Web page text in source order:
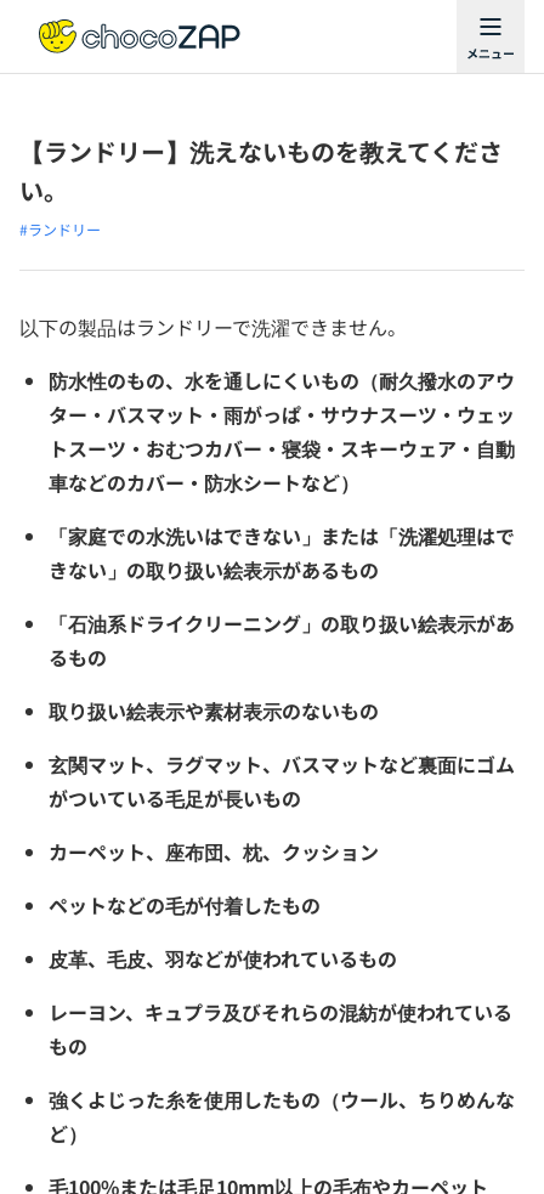
【ランドリー】洗えないものを教えてくださ
い。
#ランドリー
以下の製品はランドリーで洗濯できません。
防水性のもの、水を通しにくいもの（耐久撥水のアウ
ター・バスマット・雨がっぱ・サウナスーツ・ウェッ
トスーツ・おむつカバー・寝袋・スキーウェア・自動
車などのカバー・防水シートなど）
「家庭での水洗いはできない」または「洗濯処理はで
きない」の取り扱い絵表示があるもの
「石油系ドライクリーニング」の取り扱い絵表示があ
るもの
取り扱い絵表示や素材表示のないもの
玄関マット、ラグマット、バスマットなど裏面にゴム
がついている毛足が長いもの
カーペット、座布団、枕、クッション
ペットなどの毛が付着したもの
皮革、毛皮、羽などが使われているもの
レーヨン、キュプラ及びそれらの混紡が使われている
もの
強くよじった糸を使用したもの（ウール、ちりめんな
ど）
毛100%または毛足10mm以上の毛布やカーペット